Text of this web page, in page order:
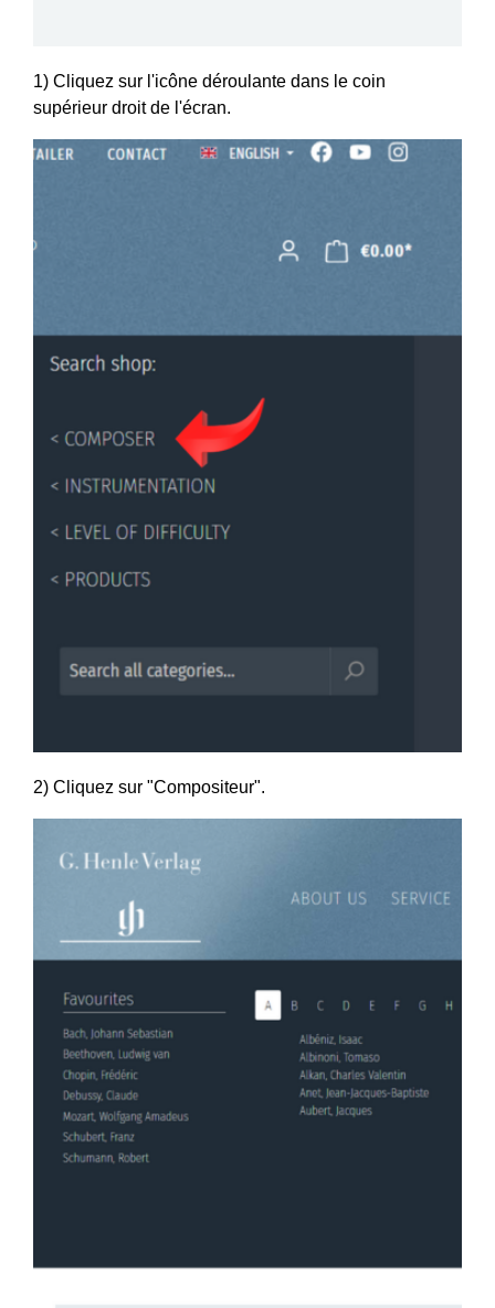
1) Cliquez sur l'icône déroulante dans le coin
supérieur droit de l'écran.
2) Cliquez sur "Compositeur".